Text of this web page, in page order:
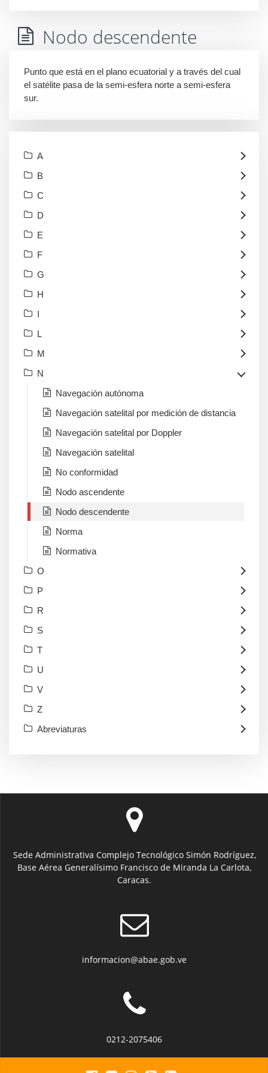
Nodo descendente
Punto que está en el plano ecuatorial y a través del cual
el satélite pasa de la semi-esfera norte a semi-esfera
sur.
A
B
C
D
E
F
G
H
I
L
M
N
Navegación autónoma
Navegación satelital por medición de distancia
Navegación satelital por Doppler
Navegación satelital
No conformidad
Nodo ascendente
Nodo descendente
Norma
Normativa
O
P
R
S
T
U
V
Z
Abreviaturas
Sede Administrativa Complejo Tecnológico Simón Rodríguez,
Base Aérea Generalísimo Francisco de Miranda La Carlota,
Caracas.
informacion@abae.gob.ve
0212-2075406